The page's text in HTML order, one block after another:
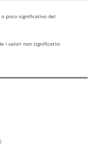
poco significativo del
i valori non significativi